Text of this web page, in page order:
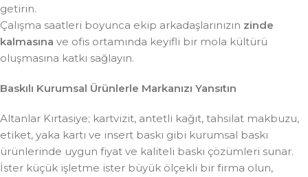
getirin.
Çalışma saatleri boyunca ekip arkadaşlarınızın zinde
kalmasına ve ofis ortamında keyifli bir mola kültürü
oluşmasına katkı sağlayın.
Baskılı Kurumsal Ürünlerle Markanızı Yansıtın
Altanlar Kırtasiye; kartvizit, antetli kağıt, tahsilat makbuzu,
etiket, yaka kartı ve insert baskı gibi kurumsal baskı
ürünlerinde uygun fiyat ve kaliteli baskı çözümleri sunar.
İster küçük işletme ister büyük ölçekli bir firma olun,